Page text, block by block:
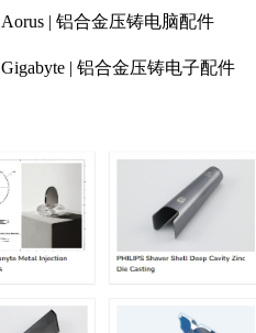
Aorus | 铝合金压铸电脑配件
Gigabyte | 铝合金压铸电子配件